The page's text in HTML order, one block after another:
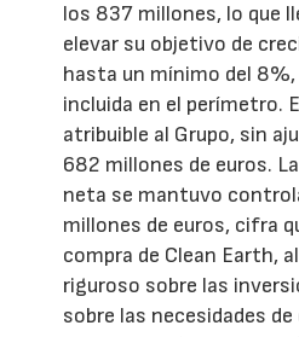
los 837 millones, lo que
elevar su objetivo de
hasta un mínimo del
incluida en el perímetro.
atribuible al Grupo, sin
682 millones de euros.
neta se mantuvo
millones de euros, cifra
compra de Clean Earth,
riguroso sobre las
sobre las necesidades